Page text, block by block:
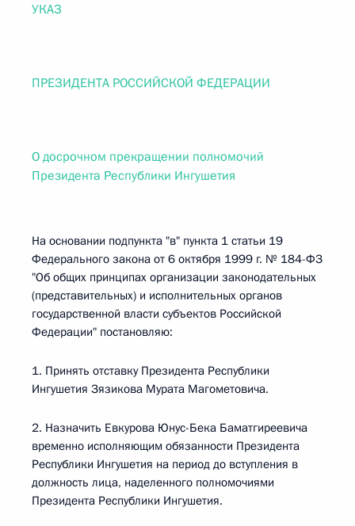
УКАЗ
ПРЕЗИДЕНТА РОССИЙСКОЙ ФЕДЕРАЦИИ
О досрочном прекращении полномочий
Президента Республики Ингушетия
На основании подпункта "в" пункта 1 статьи 19
Федерального закона от 6 октября 1999 г. № 184-ФЗ
"Об общих принципах организации законодательных
(представительных) и исполнительных органов
государственной власти субъектов Российской
Федерации" постановляю:
1. Принять отставку Президента Республики
Ингушетия Зязикова Мурата Магометовича.
2. Назначить Евкурова Юнус-Бека Баматгиреевича
временно исполняющим обязанности Президента
Республики Ингушетия на период до вступления в
должность лица, наделенного полномочиями
Президента Республики Ингушетия.